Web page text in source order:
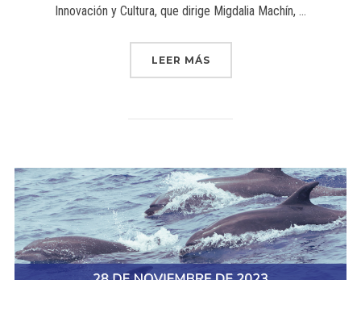
Innovación y Cultura, que dirige Migdalia Machín, …
LEER MÁS